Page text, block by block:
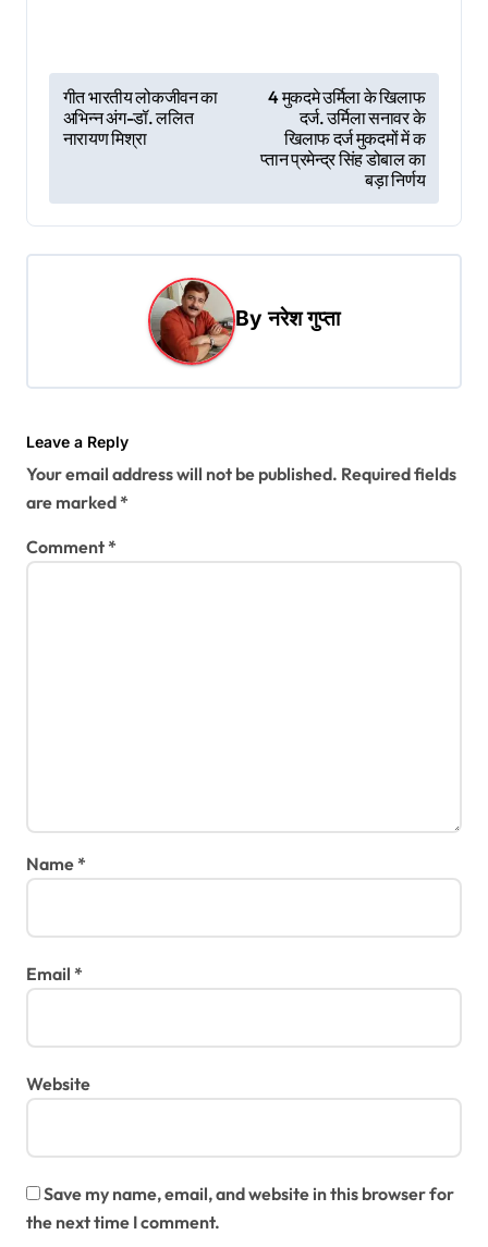
P
o
t
n
t
i
n
गीत भारतीय लोकजीवन का
अभिन्न अंग-डॉ. ललित
नारायण मिश्रा
4 मुकदमे उर्मिला के खिलाफ
दर्ज. उर्मिला सनावर के
खिलाफ दर्ज मुकदमों में क
प्तान प्रमेन्द्र सिंह डोबाल का
बड़ा निर्णय
Byनरेश गुप्ता
Leave a Reply
Your email address will not be published. Required fields
are marked*
Comment*
Name*
Email *
Website
Save my name, email, and website in this browser for
the next time I comment.